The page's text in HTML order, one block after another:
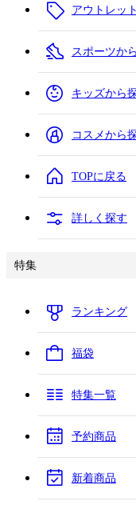
アウトレッ
スポーツか
キッズから
コスメから
TOPに戻る
詳しく探す
特集
ランキング
福袋
特集一覧
予約商品
新着商品